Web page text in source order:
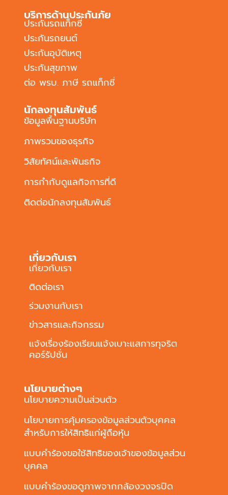
บริการด้านประกันภัย
ประกันรถแท็กซี่
ประกันรถยนต์
ประกันอุบัติเหตุ
ประกันสุขภาพ
ต่อ พรบ. ภาษี รถแท็กซี่
นักลงทุนสัมพันธ์
ข้อมูลพื้นฐานบริษัท
ภาพรวมของธุรกิจ
วิสัยทัศน์และพันธกิจ
การกำกับดูแลกิจการที่ดี
ติดต่อนักลงทุนสัมพันธ์
เกี่ยวกับเรา
เกี่ยวกับเรา
ติดต่อเรา
ร่วมงานกับเรา
ข่าวสารและกิจกรรม
แจ้งเรื่องร้องเรียนแจ้งเบาะแสการทุจริต
คอร์รัปชั่น
นโยบายต่างๆ
นโยบายความเป็นส่วนตัว
นโยบายการคุ้มครองข้อมูลส่วนตัวบุคคล
สำหรับการให้สิทธิแก่ผู้ถือหุ้น
แบบคำร้องขอใช้สิทธิของเจ้าของข้อมูลส่วน
บุคคล
แบบคำร้องขอดูภาพจากกล้องวงจรปิด